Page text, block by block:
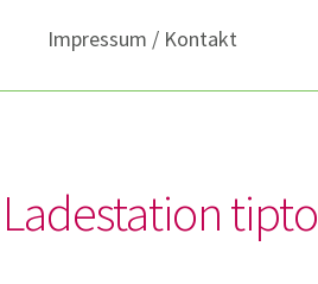
Impressum / Kontakt
Ladestation